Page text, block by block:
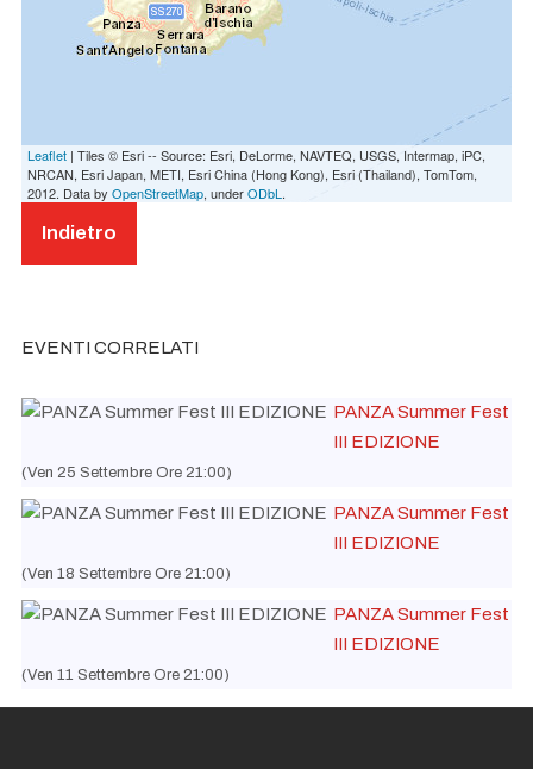
Leaflet | Tiles © Esri -- Source: Esri, DeLorme, NAVTEQ, USGS, Intermap, iPC,
NRCAN, Esri Japan, METI, Esri China (Hong Kong), Esri (Thailand), TomTom,
2012. Data by OpenStreetMap, underODbL .
Indietro
EVENTI CORRELATI
PANZA Summer Fest
III EDIZIONE
(Ven 25 Settembre Ore 21:00)
PANZA Summer Fest
III EDIZIONE
(Ven 18 Settembre Ore 21:00)
PANZA Summer Fest
III EDIZIONE
(Ven 11 Settembre Ore 21:00)